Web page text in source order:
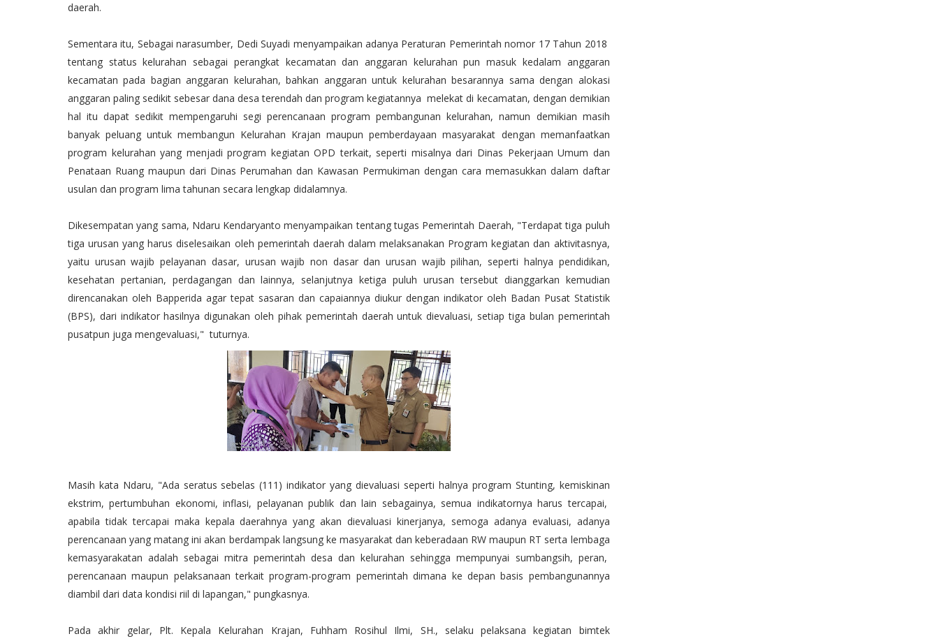
daerah.
Sementara itu, Sebagai narasumber, Dedi Suyadi menyampaikan adanya Peraturan Pemerintah nomor 17 Tahun 2018
tentang status kelurahan sebagai perangkat kecamatan dan anggaran kelurahan pun masuk kedalam anggaran
kecamatan pada bagian anggaran kelurahan, bahkan anggaran untuk kelurahan besarannya sama dengan alokasi
anggaran paling sedikit sebesar dana desa terendah dan program kegiatannya melekat di kecamatan, dengan demikian
hal itu dapat sedikit mempengaruhi segi perencanaan program pembangunan kelurahan, namun demikian masih
banyak peluang untuk membangun Kelurahan Krajan maupun pemberdayaan masyarakat dengan memanfaatkan
program kelurahan yang menjadi program kegiatan OPD terkait, seperti misalnya dari Dinas Pekerjaan Umum dan
Penataan Ruang maupun dari Dinas Perumahan dan Kawasan Permukiman dengan cara memasukkan dalam daftar
usulan dan program lima tahunan secara lengkap didalamnya.
Dikesempatan yang sama, Ndaru Kendaryanto menyampaikan tentang tugas Pemerintah Daerah, "Terdapat tiga puluh
tiga urusan yang harus diselesaikan oleh pemerintah daerah dalam melaksanakan Program kegiatan dan aktivitasnya,
yaitu urusan wajib pelayanan dasar, urusan wajib non dasar dan urusan wajib pilihan, seperti halnya pendidikan,
kesehatan pertanian, perdagangan dan lainnya, selanjutnya ketiga puluh urusan tersebut dianggarkan kemudian
direncanakan oleh Bapperida agar tepat sasaran dan capaiannya diukur dengan indikator oleh Badan Pusat Statistik
(BPS), dari indikator hasilnya digunakan oleh pihak pemerintah daerah untuk dievaluasi, setiap tiga bulan pemerintah
pusatpun juga mengevaluasi," tuturnya.
Masih kata Ndaru, "Ada seratus sebelas (111) indikator yang dievaluasi seperti halnya program Stunting, kemiskinan
ekstrim, pertumbuhan ekonomi, inflasi, pelayanan publik dan lain sebagainya, semua indikatornya harus tercapai,
apabila tidak tercapai maka kepala daerahnya yang akan dievaluasi kinerjanya, semoga adanya evaluasi, adanya
perencanaan yang matang ini akan berdampak langsung ke masyarakat dan keberadaan RW maupun RT serta lembaga
kemasyarakatan adalah sebagai mitra pemerintah desa dan kelurahan sehingga mempunyai sumbangsih, peran,
perencanaan maupun pelaksanaan terkait program-program pemerintah dimana ke depan basis pembangunannya
diambil dari data kondisi riil di lapangan," pungkasnya.
Pada akhir gelar, Plt. Kepala Kelurahan Krajan, Fuhham Rosihul Ilmi, SH., selaku pelaksana kegiatan bimtek